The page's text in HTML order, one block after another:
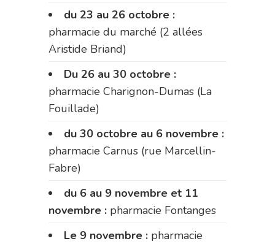
du 23 au 26 octobre :
pharmacie du marché (2 allées
Aristide Briand)
Du 26 au 30 octobre :
pharmacie Charignon-Dumas (La
Fouillade)
du 30 octobre au 6 novembre :
pharmacie Carnus (rue Marcellin-
Fabre)
du 6 au 9 novembre et 11
novembre : pharmacie Fontanges
Le 9 novembre : pharmacie